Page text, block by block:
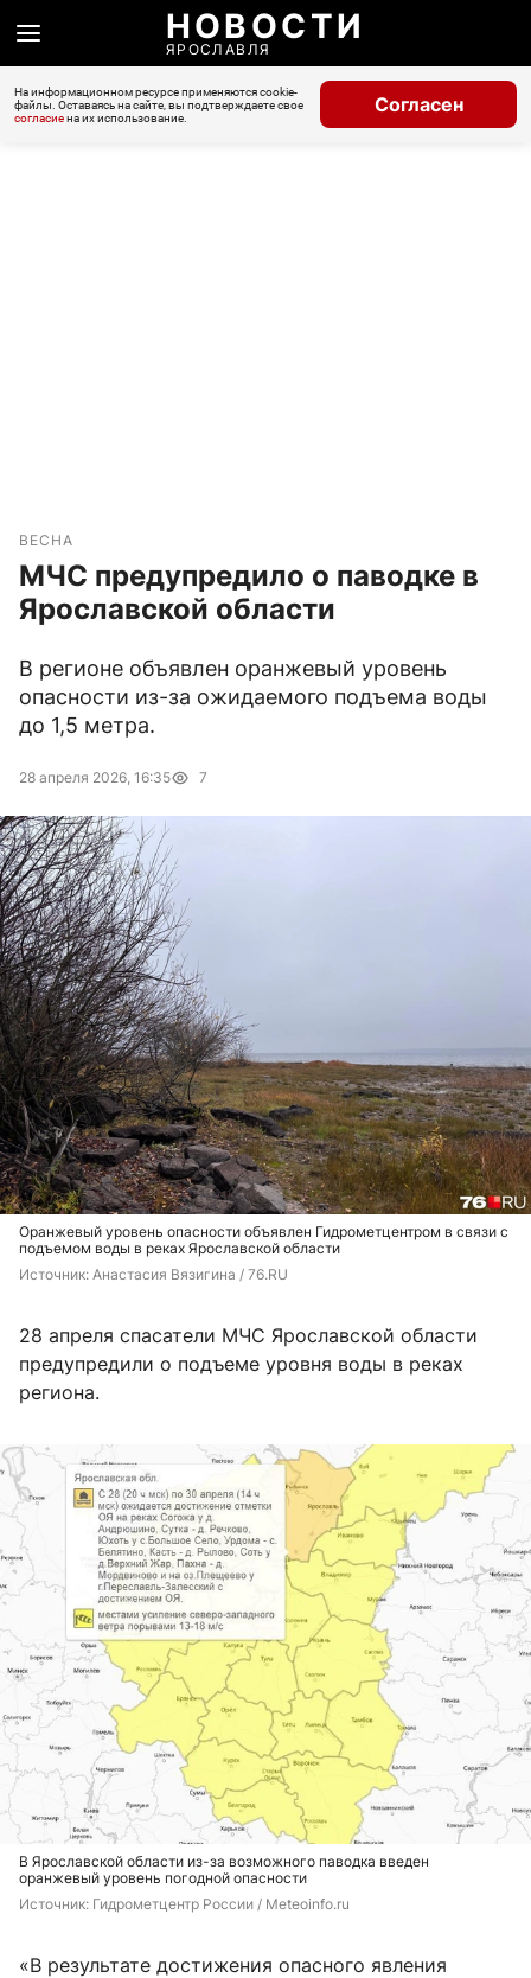
НОВОСТИ
ЯРОСЛАВЛЯ
На информационном ресурсе применяются cookie-
файлы. Оставаясь на сайте, вы подтверждаете свое
согласиена их использование.
Согласен
ВЕСНА
МЧС предупредило о паводке в
Ярославской области
В регионе объявлен оранжевый уровень
опасности из-за ожидаемого подъема воды
до 1,5 метра.
28 апреля 2026, 16:35 7
Оранжевый уровень опасности объявлен Гидрометцентром в связи с
подъемом воды в реках Ярославской области
Источник: Анастасия Вязигина / 76.RU
28 апреля спасатели МЧС Ярославской области
предупредили о подъеме уровня воды в реках
региона.
В Ярославской области из-за возможного паводка введен
оранжевый уровень погодной опасности
Источник: Гидрометцентр России / Meteoinfo.ru
«В результате достижения опасного явления